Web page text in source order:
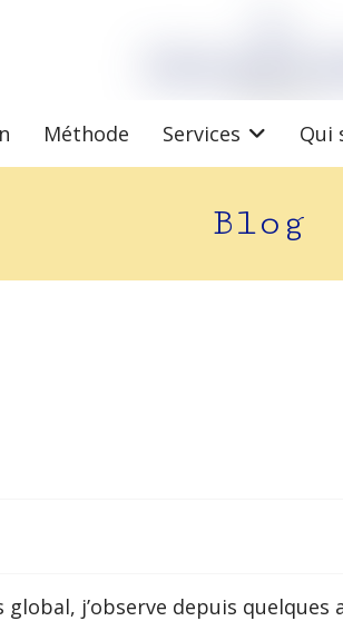
Méthode Services Qui
Blog
j’observe depuis